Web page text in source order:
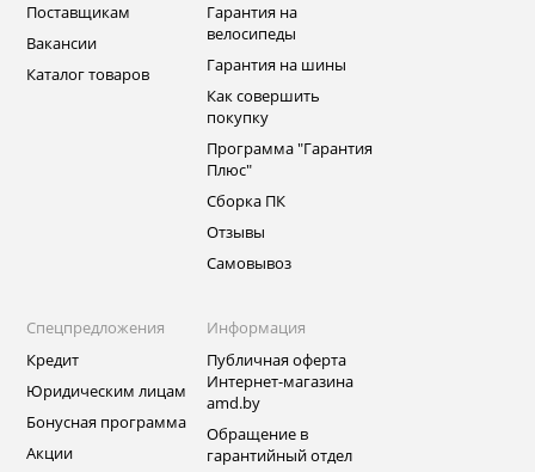
Поставщикам
Вакансии
Каталог товаров
Гарантия на
велосипеды
Гарантия на шины
Как совершить
покупку
Программа "Гарантия
Плюс"
Сборка ПК
Отзывы
Самовывоз
Спецпредложения
Кредит
Юридическим лицам
Бонусная программа
Акции
Информация
Публичная оферта
Интернет-магазина
amd.by
Обращение в
гарантийный отдел